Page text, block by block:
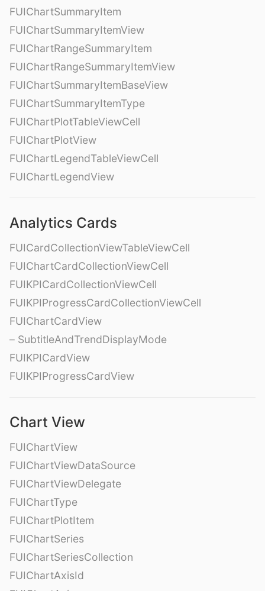
FUIChartSummaryItem
FUIChartSummaryItemView
FUIChartRangeSummaryItem
FUIChartRangeSummaryItemView
FUIChartSummaryItemBaseView
FUIChartSummaryItemType
FUIChartPlotTableViewCell
FUIChartPlotView
FUIChartLegendTableViewCell
FUIChartLegendView
Analytics Cards
FUICardCollectionViewTableViewCell
FUIChartCardCollectionViewCell
FUIKPICardCollectionViewCell
FUIKPIProgressCardCollectionViewCell
FUIChartCardView
– SubtitleAndTrendDisplayMode
FUIKPICardView
FUIKPIProgressCardView
Chart View
FUIChartView
FUIChartViewDataSource
FUIChartViewDelegate
FUIChartType
FUIChartPlotItem
FUIChartSeries
FUIChartSeriesCollection
FUIChartAxisId